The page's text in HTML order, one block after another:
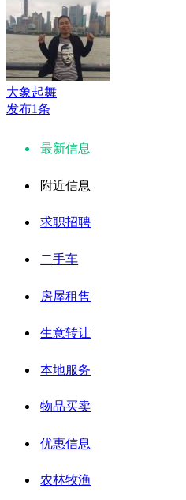
大象起舞
发布1条
最新信息
附近信息
求职招聘
二手车
房屋租售
生意转让
本地服务
物品买卖
优惠信息
农林牧渔